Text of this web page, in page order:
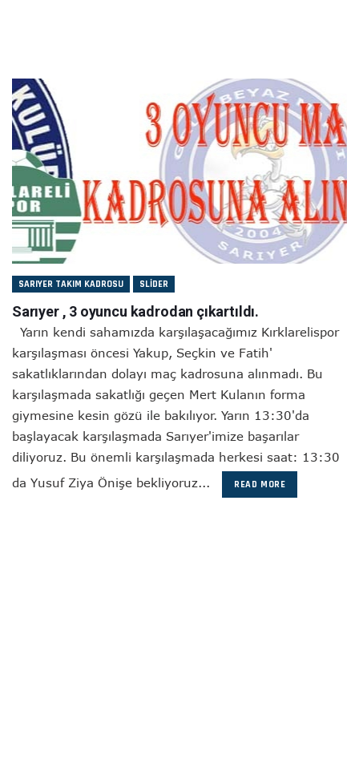
SARIYER TAKIM KADROSU SLIDER
Sarıyer , 3 oyuncu kadrodan çıkartıldı.
Yarın kendi sahamızda karşılaşacağımız Kırklarelispor
karşılaşması öncesi Yakup, Seçkin ve Fatih'
sakatlıklarından dolayı maç kadrosuna alınmadı. Bu
karşılaşmada sakatlığı geçen Mert Kulanın forma
giymesine kesin gözü ile bakılıyor. Yarın 13:30'da
başlayacak karşılaşmada Sarıyer'imize başarılar
diliyoruz. Bu önemli karşılaşmada herkesi saat: 13:30
da Yusuf Ziya Önişe bekliyoruz...
READ MORE